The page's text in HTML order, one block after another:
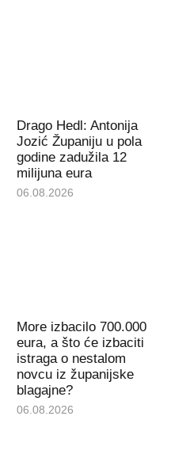
Drago Hedl: Antonija
Jozić Županiju u pola
godine zadužila 12
milijuna eura
06.08.2026
More izbacilo 700.000
eura, a što će izbaciti
istraga o nestalom
novcu iz županijske
blagajne?
06.08.2026